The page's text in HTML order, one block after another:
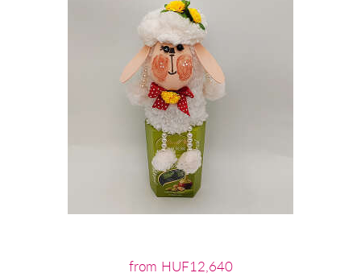
from HUF12,640